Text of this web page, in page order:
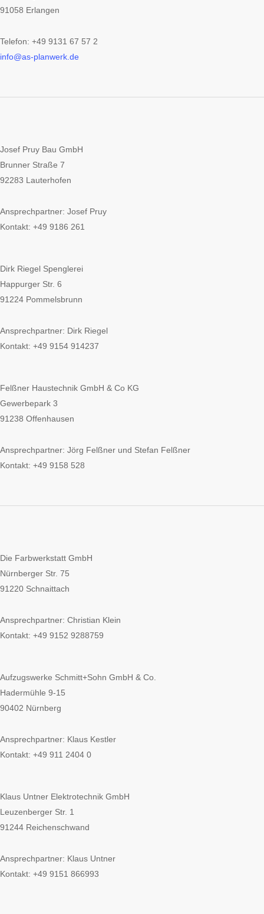
91058 Erlangen
Telefon: +49 9131 67 57 2
info@as-planwerk.de
Josef Pruy Bau GmbH
Brunner Straße 7
92283 Lauterhofen
Ansprechpartner: Josef Pruy
Kontakt: +49 9186 261
Dirk Riegel Spenglerei
Happurger Str. 6
91224 Pommelsbrunn
Ansprechpartner: Dirk Riegel
Kontakt: +49 9154 914237
Felßner Haustechnik GmbH & Co KG
Gewerbepark 3
91238 Offenhausen
Ansprechpartner: Jörg Felßner und Stefan Felßner
Kontakt: +49 9158 528
Die Farbwerkstatt GmbH
Nürnberger Str. 75
91220 Schnaittach
Ansprechpartner: Christian Klein
Kontakt: +49 9152 9288759
Aufzugswerke Schmitt+Sohn GmbH & Co.
Hadermühle 9-15
90402 Nürnberg
Ansprechpartner: Klaus Kestler
Kontakt: +49 911 2404 0
Klaus Untner Elektrotechnik GmbH
Leuzenberger Str. 1
91244 Reichenschwand
Ansprechpartner: Klaus Untner
Kontakt: +49 9151 866993